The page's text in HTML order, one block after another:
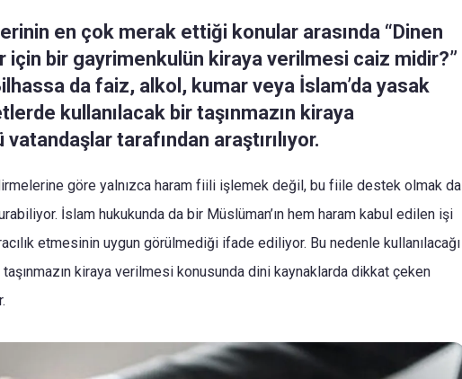
en çok merak ettiği konular arasında “Dinen
için bir gayrimenkulün kiraya verilmesi caiz midir?”
da faiz, alkol, kumar veya İslam’da yasak
kullanılacak bir taşınmazın kiraya
tarafından araştırılıyor.
göre yalnızca haram fiili işlemek değil, bu fiile destek olmak da
İslam hukukunda da bir Müslüman’ın hem haram kabul edilen işi
etmesinin uygun görülmediği ifade ediliyor. Bu nedenle kullanılacağı
kiraya verilmesi konusunda dini kaynaklarda dikkat çeken